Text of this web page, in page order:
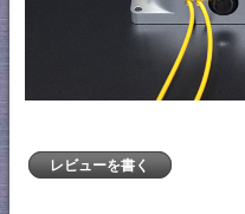
レビューを書く